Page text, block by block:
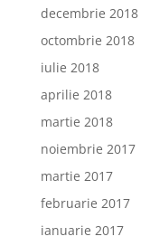
decembrie 2018
octombrie 2018
iulie 2018
aprilie 2018
martie 2018
noiembrie 2017
martie 2017
februarie 2017
ianuarie 2017